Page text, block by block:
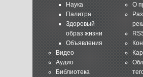
Наука
Палитра
Здоровый
образ жизни
Объявления
Видео
Аудио
Библиотека
О